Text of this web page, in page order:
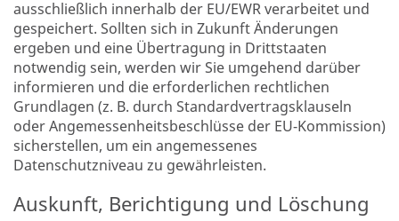
ausschließlich innerhalb der EU/EWR verarbeitet und
gespeichert. Sollten sich in Zukunft Änderungen
ergeben und eine Übertragung in Drittstaaten
notwendig sein, werden wir Sie umgehend darüber
informieren und die erforderlichen rechtlichen
Grundlagen (z. B. durch Standardvertragsklauseln
oder Angemessenheitsbeschlüsse der EU-Kommission)
sicherstellen, um ein angemessenes
Datenschutzniveau zu gewährleisten.
Auskunft, Berichtigung und Löschung